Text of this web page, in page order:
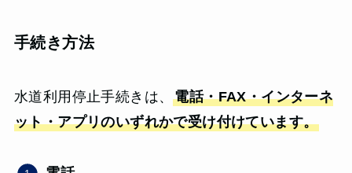
手続き方法
水道利用停止手続きは、電話・FAX・インターネ
ット・アプリのいずれかで受け付けています。